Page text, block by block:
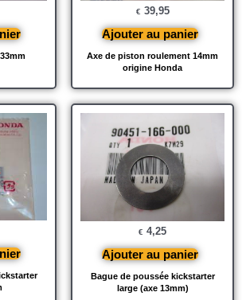
Axe de piston roulement 14mm
origine Honda
€ 39,95
Ajouter au panier
Bague de poussée kickstarter
large (axe 13mm)
€ 4,25
Ajouter au panier